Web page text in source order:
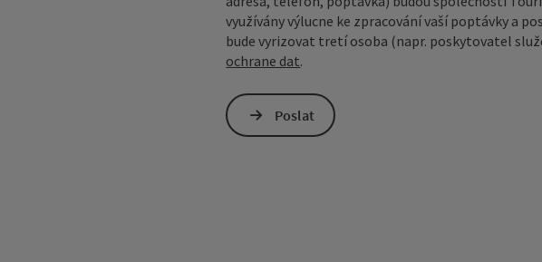
využívány výlucne ke zpracování vaší poptávky a
bude vyrizovat tretí osoba (napr. poskytovatel
ochrane dat.
Poslat